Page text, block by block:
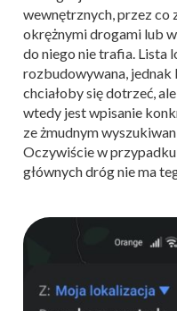
wewnętrznych, przez co
okrężnymi drogami lub
do niego nie trafia. Lista
rozbudowywana, jednak
chciałoby się dotrzeć,
wtedy jest wpisanie
ze żmudnym
Oczywiście w
głównych dróg nie ma